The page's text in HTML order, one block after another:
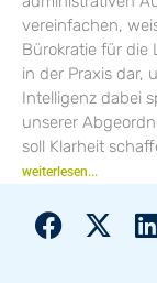
vereinfachen,
Bürokratie für die
in der Praxis dar,
Intelligenz dabei
unserer
soll Klarheit
weiterlesen...